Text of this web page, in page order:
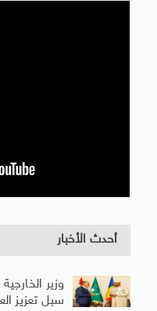
أحدث الأخبار
وزير
سبل تعزيز